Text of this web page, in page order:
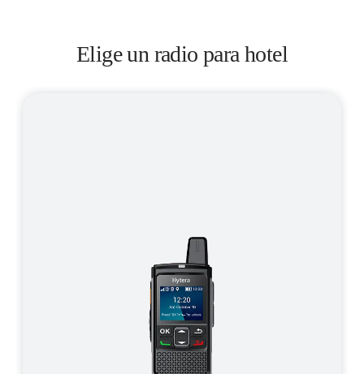
Elige un radio para hotel